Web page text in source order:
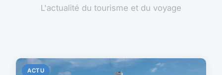
L'actualité du tourisme et du voyage
ACTU